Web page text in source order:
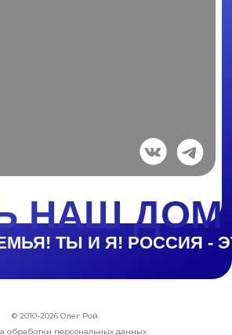
обработки персональных данных
© 2010-2026 Олег Рой